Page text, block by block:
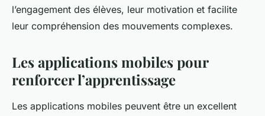
l’engagement des élèves, leur motivation et facilite
leur compréhension des mouvements complexes.
Les applications mobiles pour
renforcer l’apprentissage
Les applications mobiles peuvent être un excellent